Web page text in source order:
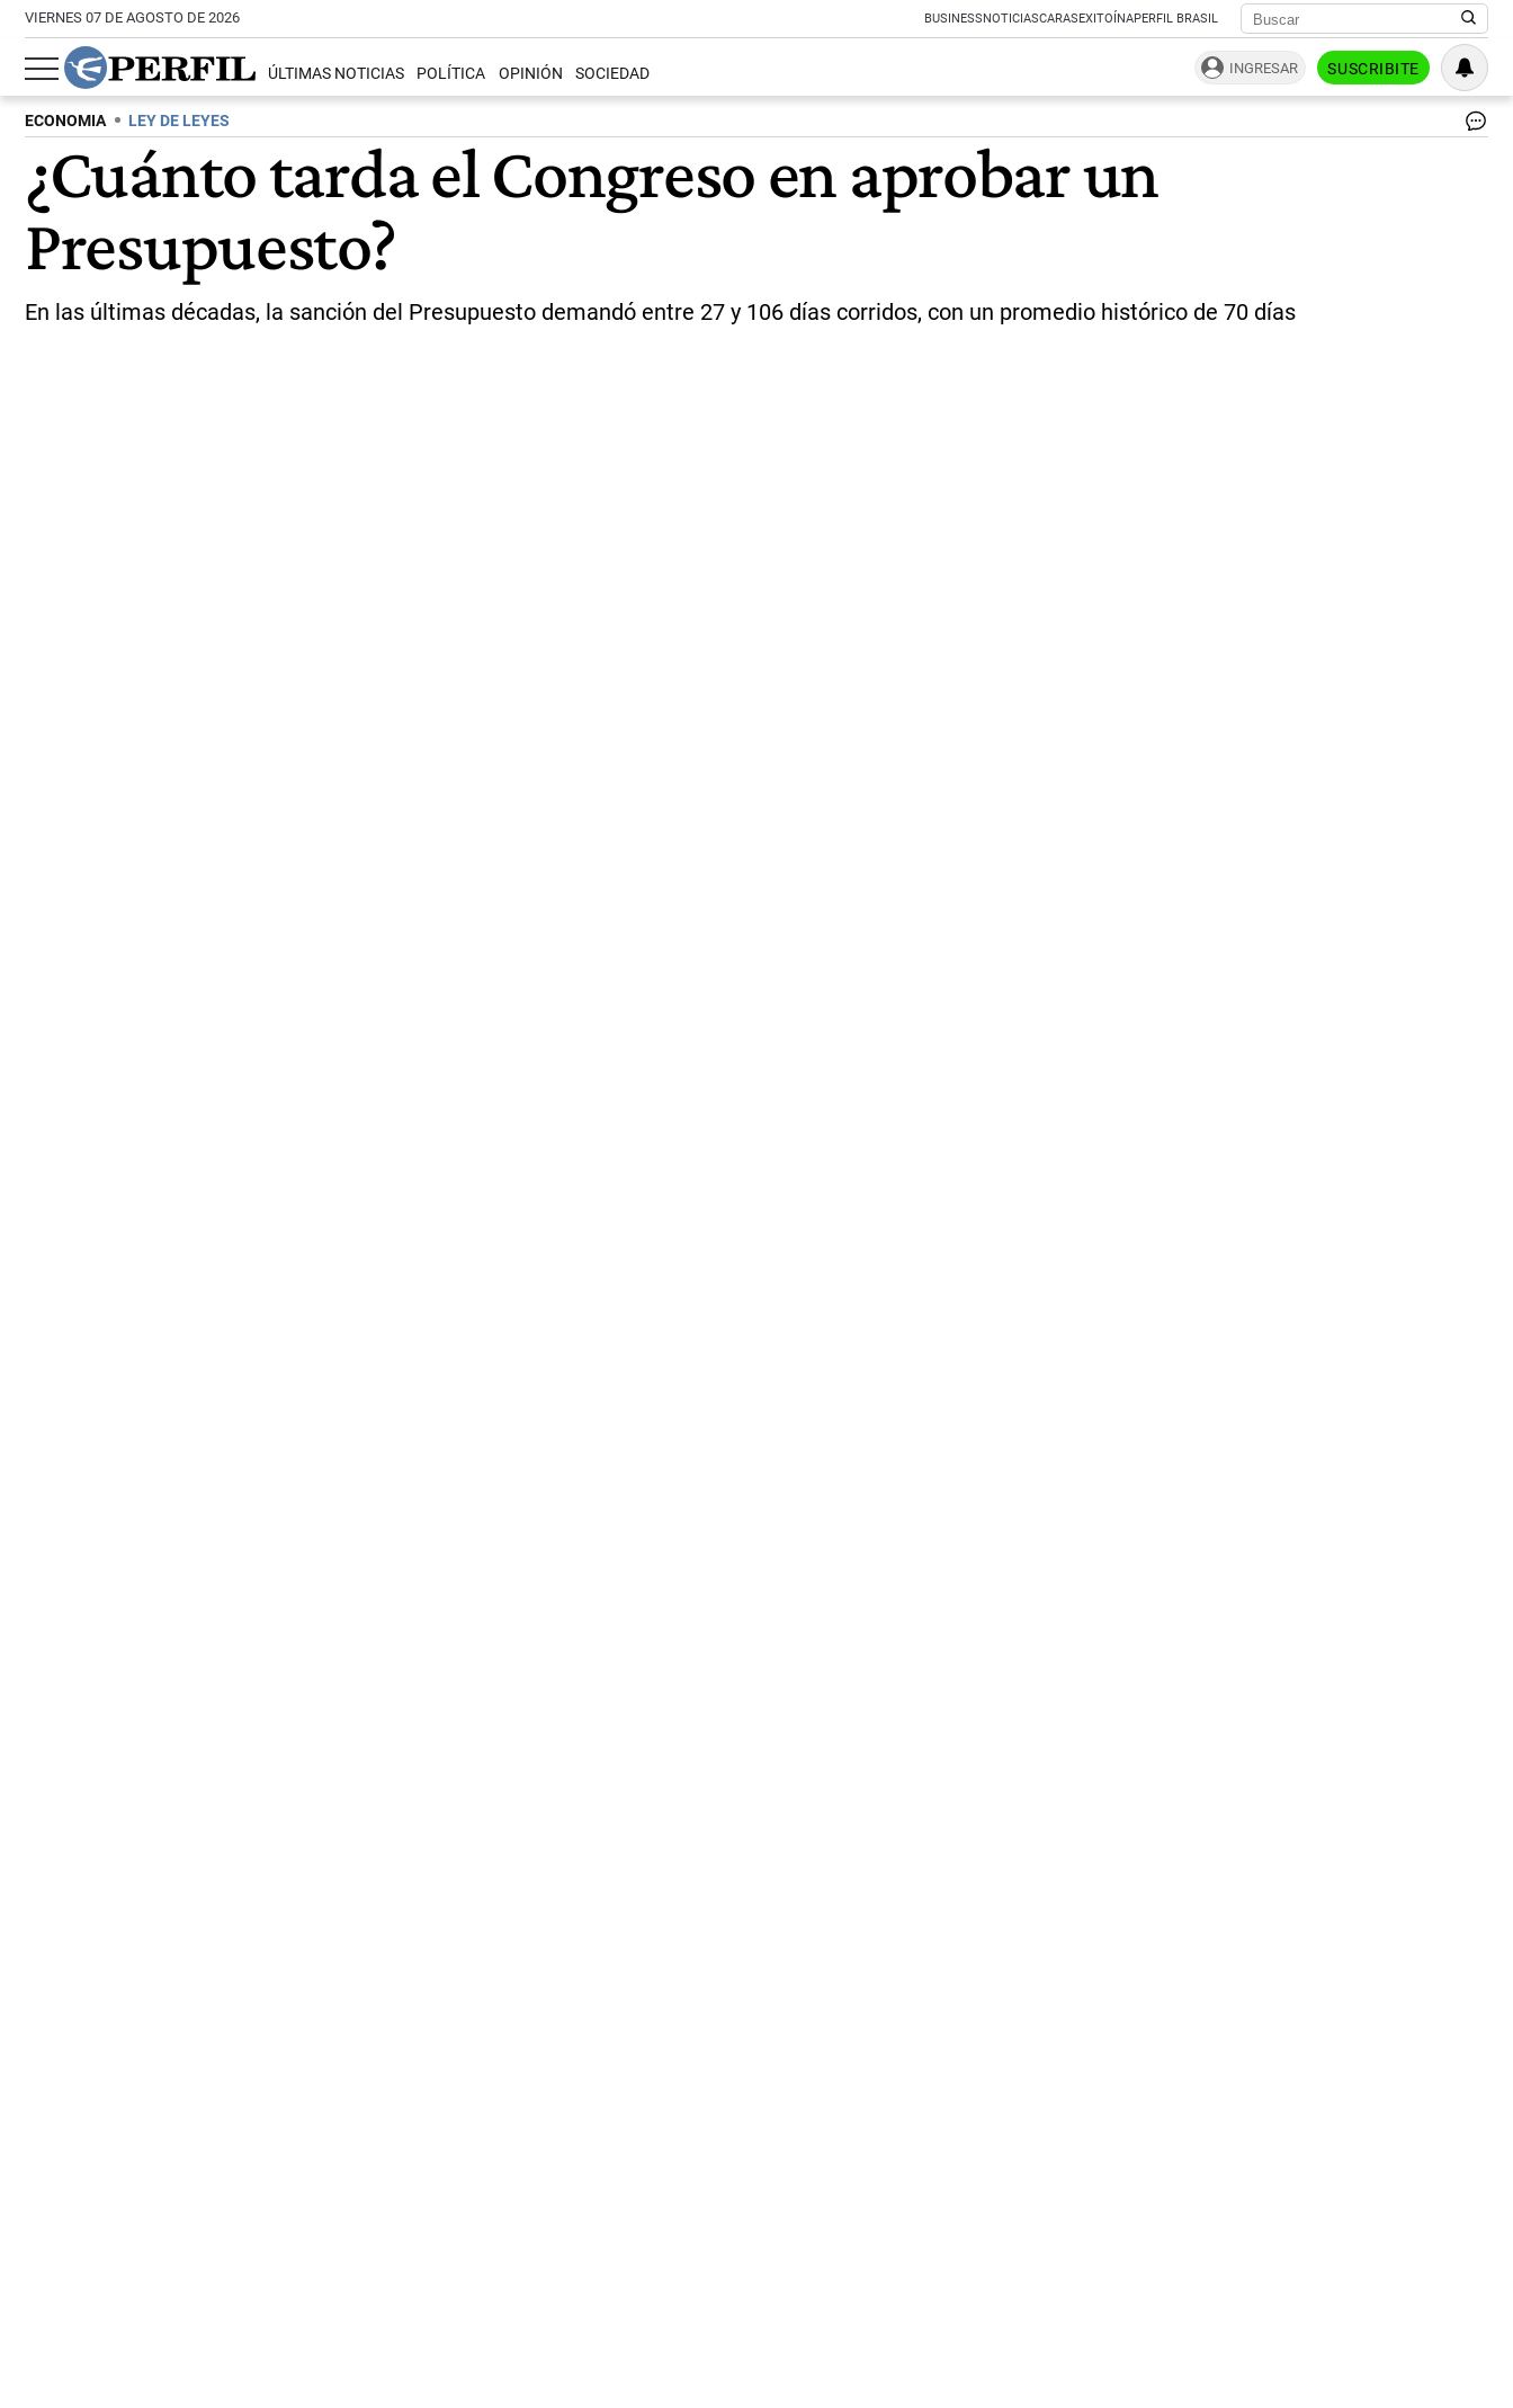
VIERNES 07 DE AGOSTO DE 2026 BUSINESSNOTICIASCARASEXITOÍNAPERFIL BRASIL
ÚLTIMAS NOTICIAS POLÍTICA OPINIÓN SOCIEDAD INGRESAR SUSCRIBITE
ECONOMIA LEY DE LEYES
¿Cuánto tarda el Congreso en aprobar un
Presupuesto?
En las últimas décadas, la sanción del Presupuesto demandó entre 27 y 106 días corridos, con un promedio histórico de 70 días